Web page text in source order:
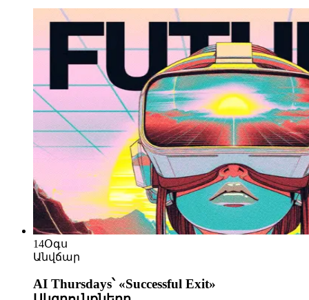
14Օգս
Անվճար
AI Thursdays՝ «Successful Exit»